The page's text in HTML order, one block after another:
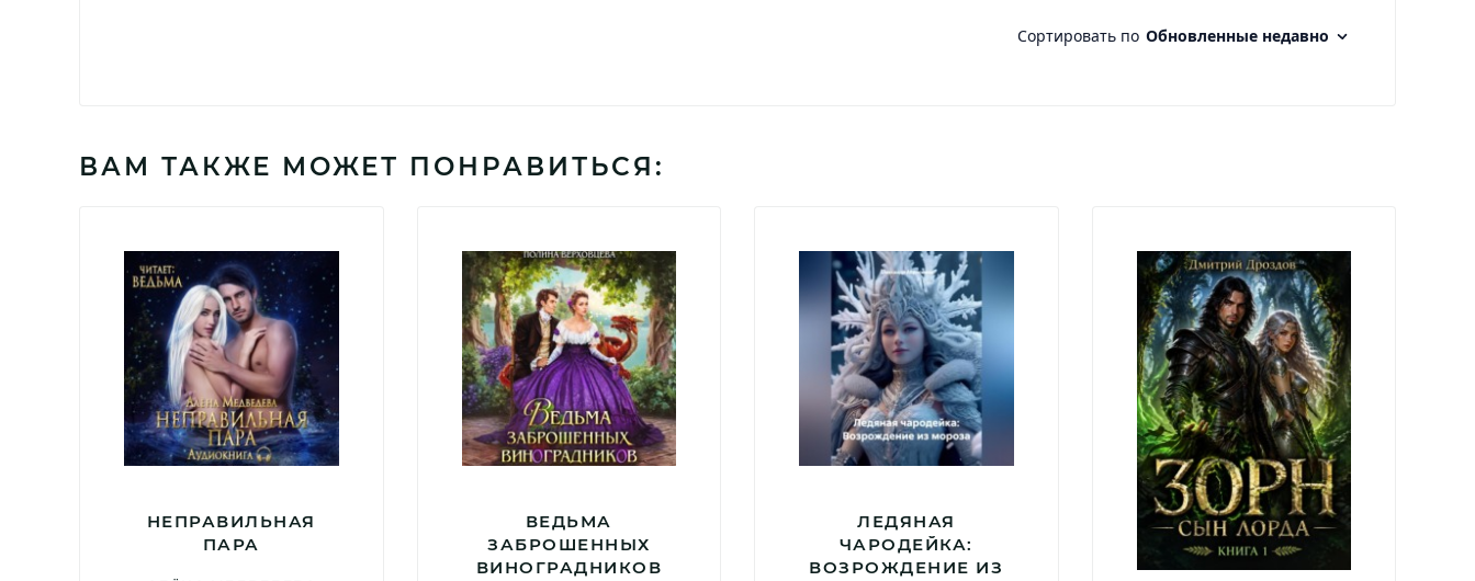
ВАМ ТАКЖЕ МОЖЕТ ПОНРАВИТЬСЯ:
НЕПРАВИЛЬНАЯ
ПАРА
ВЕДЬМА
ЗАБРОШЕННЫХ
ВИНОГРАДНИКОВ
ЛЕДЯНАЯ
ЧАРОДЕЙКА:
ВОЗРОЖДЕНИЕ ИЗ